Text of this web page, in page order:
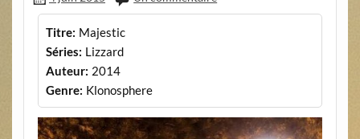
Titre: Majestic
Séries: Lizzard
Auteur: 2014
Genre: Klonosphere